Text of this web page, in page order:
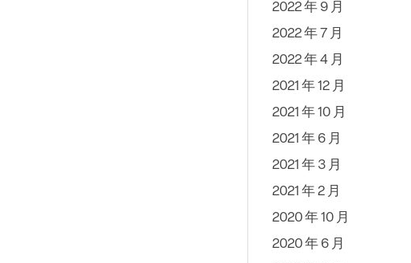
2022 年 9 月
2022 年 7 月
2022 年 4 月
2021 年 12 月
2021 年 10 月
2021 年 6 月
2021 年 3 月
2021 年 2 月
2020 年 10 月
2020 年 6 月